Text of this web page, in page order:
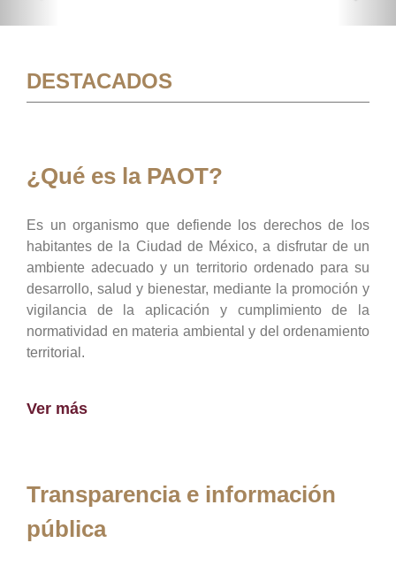
DESTACADOS
¿Qué es la PAOT?
Es un organismo que defiende los derechos de los
habitantes de la Ciudad de México, a disfrutar de un
ambiente adecuado y un territorio ordenado para su
desarrollo, salud y bienestar, mediante la promoción y
vigilancia de la aplicación y cumplimiento de la
normatividad en materia ambiental y del ordenamiento
territorial.
Ver más
Transparencia e información
pública